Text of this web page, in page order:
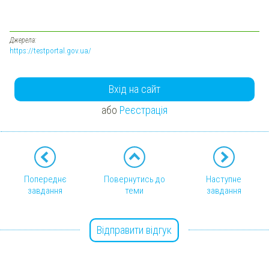
Джерела:
https://testportal.gov.ua/
Вхід на сайт
або Реєстрація
Попереднє
завдання
Повернутись до
теми
Наступне
завдання
Відправити відгук